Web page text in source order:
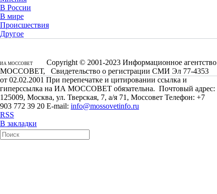
В России
В мире
Происшествия
Другое
ИА МОССОВЕТ
Copyright © 2001-2023 Информационное агентство
МОССОВЕТ, Свидетельство о регистрации СМИ Эл 77-4353
от 02.02.2001 При перепечатке и цитировании ссылка и
гиперссылка на ИА МОССОВЕТ обязательна. Почтовый адрес:
125009, Москва, ул. Тверская, 7, а/я 71, Моссовет Телефон: +7
903 772 39 20 E-mail: info@mossovetinfo.ru
RSS
В закладки